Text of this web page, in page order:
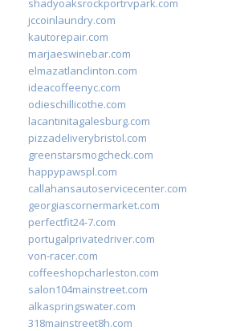
jccoinlaundry.com
kautorepair.com
marjaeswinebar.com
elmazatlanclinton.com
ideacoffeenyc.com
odieschillicothe.com
lacantinitagalesburg.com
pizzadeliverybristol.com
greenstarsmogcheck.com
happypawspl.com
callahansautoservicecenter.com
georgiascornermarket.com
perfectfit24-7.com
portugalprivatedriver.com
von-racer.com
coffeeshopcharleston.com
salon104mainstreet.com
alkaspringswater.com
318mainstreet8h.com